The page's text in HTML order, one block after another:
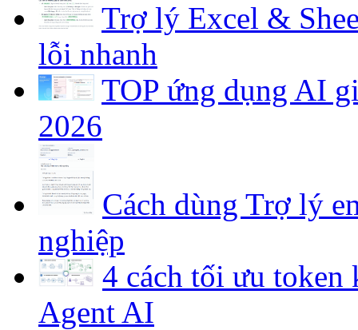
Trợ lý Excel &
lỗi nhanh
TOP ứng dụng AI
2026
Cách dùng Trợ lý
nghiệp
4 cách tối ưu
Agent AI